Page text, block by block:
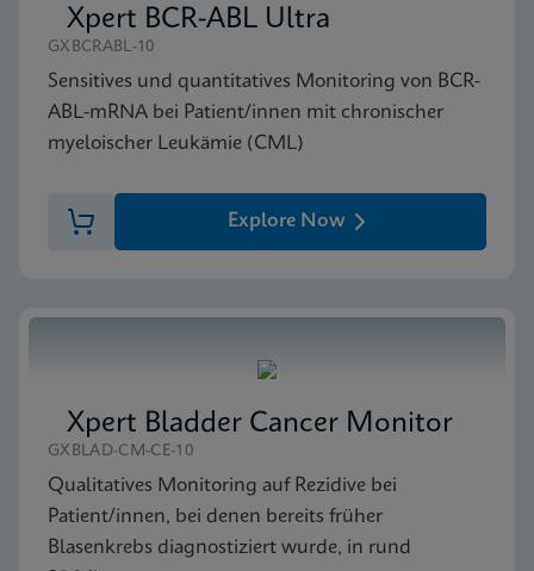
(English)
SDB
Xpert Bladder Cancer Detection SDS CE-IVD
(English)
Xpert BCR-ABL Ultra
GXBCRABL-10
Sensitives und quantitatives Monitoring von BCR-
ABL-mRNA bei Patient/innen mit chronischer
myeloischer Leukämie (CML)
Explore Now
Xpert Bladder Cancer Monitor
GXBLAD-CM-CE-10
Qualitatives Monitoring auf Rezidive bei
Patient/innen, bei denen bereits früher
Blasenkrebs diagnostiziert wurde, in rund